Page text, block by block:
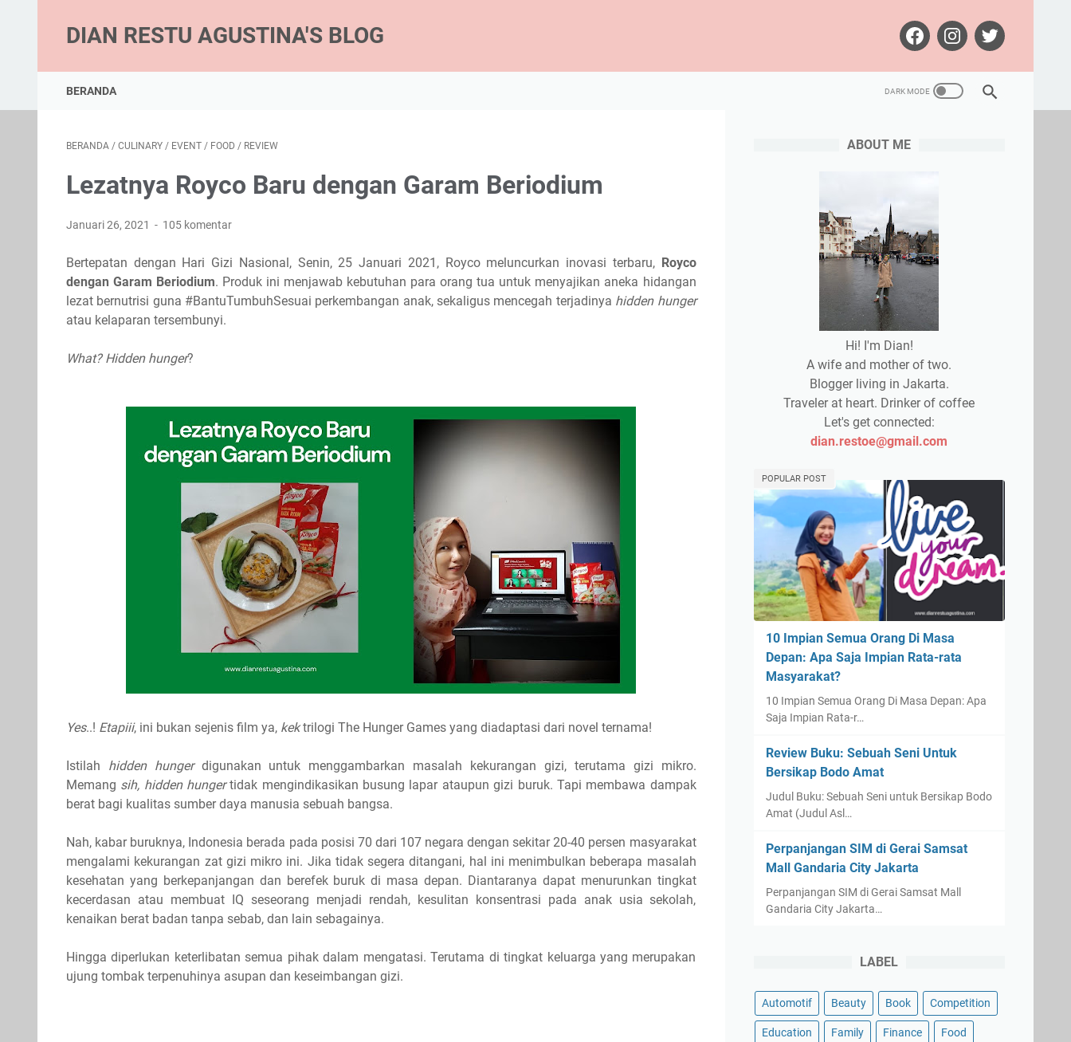
DIAN RESTU AGUSTINA'S BLOG
BERANDA
BERANDA / CULINARY / EVENT / FOOD / REVIEW
Lezatnya Royco Baru dengan Garam Beriodium
Januari 26, 2021 105 komentar
Bertepatan dengan Hari Gizi Nasional, Senin, 25 Januari 2021, Royco meluncurkan inovasi terbaru, Royco
dengan Garam Beriodium. Produk ini menjawab kebutuhan para orang tua untuk menyajikan aneka hidangan
lezat bernutrisi guna #BantuTumbuhSesuai perkembangan anak, sekaligus mencegah terjadinya hidden hunger
atau kelaparan tersembunyi.
What? Hidden hunger?
Yes..! Etapiii, ini bukan sejenis film ya, kektrilogi The Hunger Games yang diadaptasi dari novel ternama!
Istilah hidden hungerdigunakan untuk menggambarkan masalah kekurangan gizi, terutama gizi mikro.
Memang sih, hidden hungertidak mengindikasikan busung lapar ataupun gizi buruk. Tapi membawa dampak
berat bagi kualitas sumber daya manusia sebuah bangsa.
Nah, kabar buruknya, Indonesia berada pada posisi 70 dari 107 negara dengan sekitar 20-40 persen masyarakat
mengalami kekurangan zat gizi mikro ini. Jika tidak segera ditangani, hal ini menimbulkan beberapa masalah
kesehatan yang berkepanjangan dan berefek buruk di masa depan. Diantaranya dapat menurunkan tingkat
kecerdasan atau membuat IQ seseorang menjadi rendah, kesulitan konsentrasi pada anak usia sekolah,
kenaikan berat badan tanpa sebab, dan lain sebagainya.
Hingga diperlukan keterlibatan semua pihak dalam mengatasi. Terutama di tingkat keluarga yang merupakan
ujung tombak terpenuhinya asupan dan keseimbangan gizi.
ABOUT ME
Hi! I'm Dian!
A wife and mother of two.
Blogger living in Jakarta.
Traveler at heart. Drinker of coffee
Let's get connected:
dian.restoe@gmail.com
POPULAR POST
10 Impian Semua Orang Di Masa
Depan: Apa Saja Impian Rata-rata
Masyarakat?
10 Impian Semua Orang Di Masa Depan: Apa
Saja Impian Rata-r…
Review Buku: Sebuah Seni Untuk
Bersikap Bodo Amat
Judul Buku: Sebuah Seni untuk Bersikap Bodo
Amat (Judul Asl…
Perpanjangan SIM di Gerai Samsat
Mall Gandaria City Jakarta
Perpanjangan SIM di Gerai Samsat Mall
Gandaria City Jakarta…
LABEL
Automotif Beauty Book Competition
Education Family Finance Food